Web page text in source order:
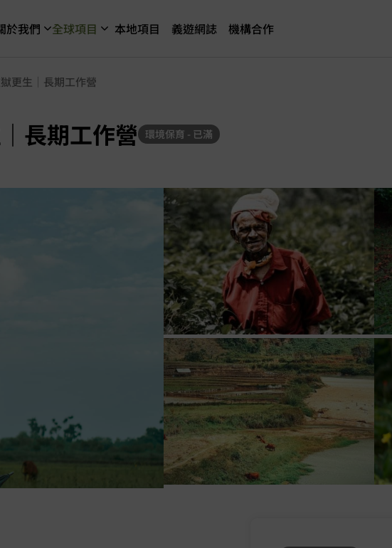
於我們 全球項目 本地項目 義遊網誌 機構合作
更生｜長期工作營
長期工作營 環境保育 - 已滿